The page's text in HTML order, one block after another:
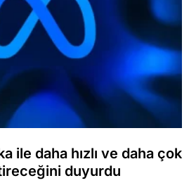
ile daha hızlı ve daha çok
duyurdu